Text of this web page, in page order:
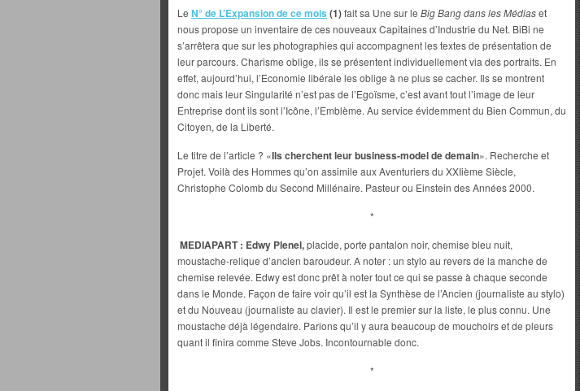
Le N° de L’Expansion de ce mois (1)fait sa Une sur le Big Bang dans les Médiaset
nous propose un inventaire de ces nouveaux Capitaines d’Industrie du Net. BiBi ne
s’arrêtera que sur les photographies qui accompagnent les textes de présentation de
leur parcours. Charisme oblige, ils se présentent individuellement via des portraits. En
effet, aujourd’hui, l’Economie libérale les oblige à ne plus se cacher. Ils se montrent
donc mais leur Singularité n’est pas de l’Egoïsme, c’est avant tout l’image de leur
Entreprise dont ils sont l’Icône, l’Emblème. Au service évidemment du Bien Commun, du
Citoyen, de la Liberté.
Le titre de l’article ? «Ils cherchent leur business-model de demain». Recherche et
Projet. Voilà des Hommes qu’on assimile aux Aventuriers du XXIième Siècle,
Christophe Colomb du Second Millénaire. Pasteur ou Einstein des Années 2000.
*
MEDIAPART : Edwy Plenel,placide, porte pantalon noir, chemise bleu nuit,
moustache-relique d’ancien baroudeur. A noter : un stylo au revers de la manche de
chemise relevée. Edwy est donc prêt à noter tout ce qui se passe à chaque seconde
dans le Monde. Façon de faire voir qu’il est la Synthèse de l’Ancien (journaliste au stylo)
et du Nouveau (journaliste au clavier). Il est le premier sur la liste, le plus connu. Une
moustache déjà légendaire. Parions qu’il y aura beaucoup de mouchoirs et de pleurs
quant il finira comme Steve Jobs. Incontournable donc.
*